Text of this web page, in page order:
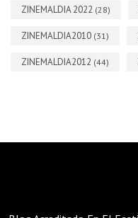
ZINEMALDIA 2022 (28)
ZINEMALDIA2010 (31)
ZINEMALDIA2012 (44)